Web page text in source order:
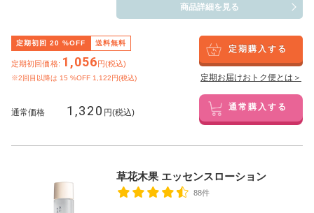
商品詳細を見る
定期初回 20 %OFF 送料無料
定期初回価格: 1,056円(税込)
※2回目以降は 15 %OFF 1,122円(税込)
定期購入する
定期お届けおトク便とは＞
通常価格 1,320 円(税込) 通常購入する
草花木果 エッセンスローション
88件